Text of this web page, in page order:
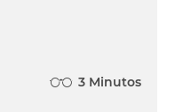
3 Minutos